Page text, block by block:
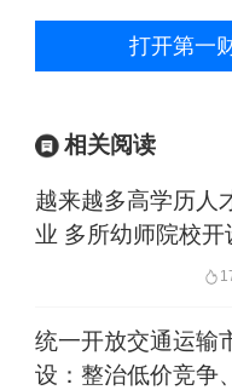
——全国统一大
售收入比重为
加深，全国统一
打开第一
相关阅读
越来越多高学历人
业 多所幼师院校开
统一开放交通运输
设：整治低价竞争